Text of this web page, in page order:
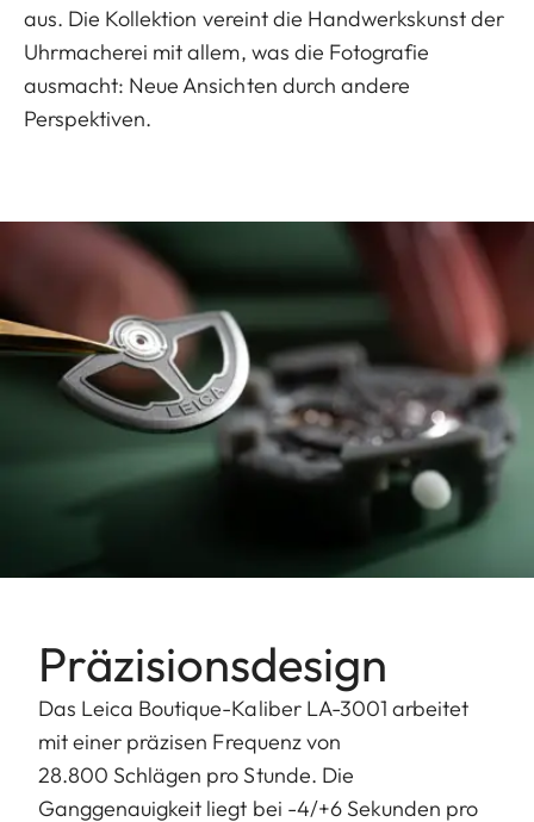
aus. Die Kollektion vereint die Handwerkskunst der
Uhrmacherei mit allem, was die Fotografie
ausmacht: Neue Ansichten durch andere
Perspektiven.
Präzisionsdesign
Das Leica Boutique-Kaliber LA-3001 arbeitet
mit einer präzisen Frequenz von
28.800 Schlägen pro Stunde. Die
Ganggenauigkeit liegt bei -4/+6 Sekunden pro